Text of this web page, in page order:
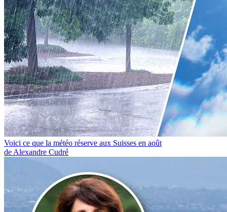
Voici ce que la météo réserve aux Suisses en août
de Alexandre Cudré